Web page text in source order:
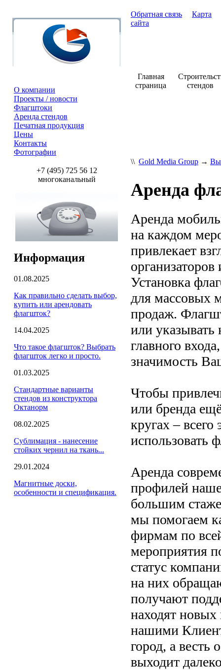
Главная
страница
стендов
О компании
Проекты / новости
Флагштоки
Аренда стендов
Печатная продукция
Цены
Контакты
Фотографии
+7 (495) 725 56 12
многоканальный
Информация
01.08.2025
Как правильно сделать выбор,
купить или арендовать
флагшток?
14.04.2025
Что такое флагшток? Выбрать
флагшток легко и просто.
01.03.2025
Стандартные варианты
стендов из конструктора
Октанорм
08.02.2025
Сублимация - нанесение
стойких чернил на ткань...
29.01.2024
Магнитные доски,
особенности и спецификация.
Обратная связь
Карта
сайта
\\ Gold Media Group →
Аренда
Аренда
на каждом
привлекает
Установка
для массовых
продаж.
или
главного
значимость
Чтобы
или бренда
кругах –
использовать
Аренда
профилей
большим
мы помогаем
фирмам по
мероприятия
статус
на них
получают
находят
нашими
город, а
выходит